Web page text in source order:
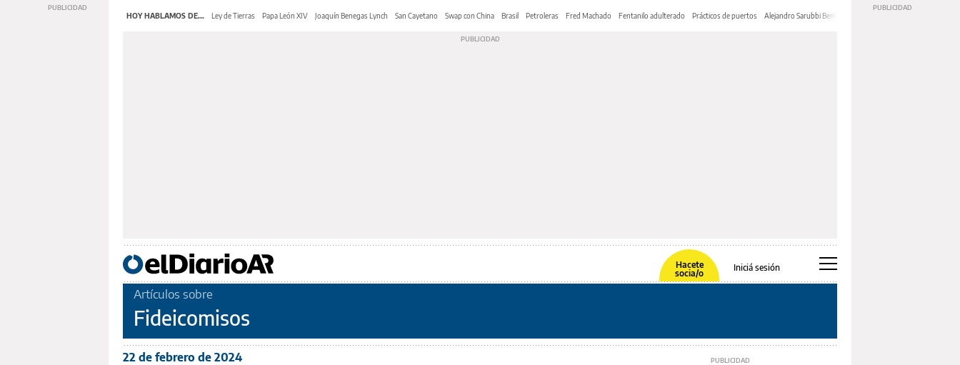
HOY HABLAMOS DE... Ley de Tierras Papa León XIV Joaquín Benegas Lynch San Cayetano Swap con China Brasil Petroleras Fred Machado Fentanilo adulterado Prácticos de puertos Alejandro Sarubbi Benítez
Hacete
socia/o
Iniciá sesión
Artículos sobre
Fideicomisos
22 de febrero de 2024